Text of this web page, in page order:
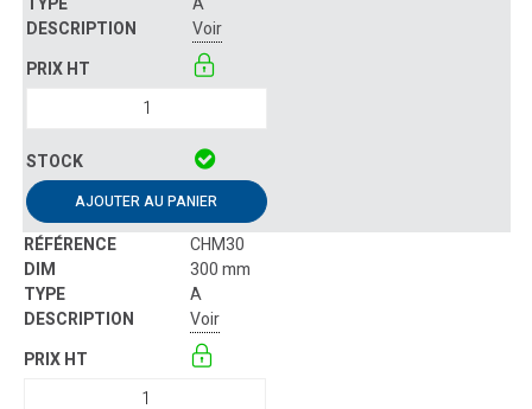
Voir
AJOUTER AU PANIER
CHM30
300 mm
A
Voir